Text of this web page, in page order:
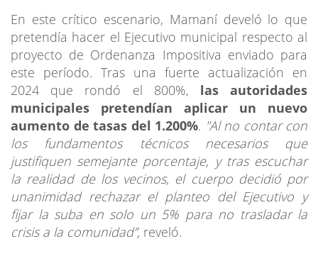
En este crítico escenario, Mamaní develó lo que
pretendía hacer el Ejecutivo municipal respecto al
proyecto de Ordenanza Impositiva enviado para
este período. Tras una fuerte actualización en
2024 que rondó el 800%, las autoridades
municipales pretendían aplicar un nuevo
aumento de tasas del 1.200%. "Al no contar con
los fundamentos técnicos necesarios que
justifiquen semejante porcentaje, y tras escuchar
la realidad de los vecinos, el cuerpo decidió por
unanimidad rechazar el planteo del Ejecutivo y
fijar la suba en solo un 5% para no trasladar la
crisis a la comunidad”, reveló.